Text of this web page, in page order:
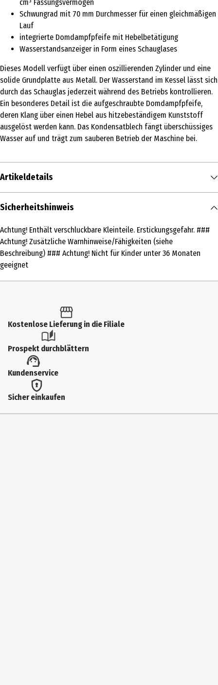
cm³ Fassungsvermögen
Schwungrad mit 70 mm Durchmesser für einen gleichmäßigen
Lauf
integrierte Domdampfpfeife mit Hebelbetätigung
Wasserstandsanzeiger in Form eines Schauglases
Dieses Modell verfügt über einen oszillierenden Zylinder und eine
solide Grundplatte aus Metall. Der Wasserstand im Kessel lässt sich
durch das Schauglas jederzeit während des Betriebs kontrollieren.
Ein besonderes Detail ist die aufgeschraubte Domdampfpfeife,
deren Klang über einen Hebel aus hitzebeständigem Kunststoff
ausgelöst werden kann. Das Kondensatblech fängt überschüssiges
Wasser auf und trägt zum sauberen Betrieb der Maschine bei.
Artikeldetails
Inhalt
Produkttyp
Grundgeräte
Altersempfehlung ab
Materialdetails
Metall (Hauptsächlich)
Zielgruppe
Erwachsene|Jugendliche
Hersteller
Wilhelm Schröder GmbH&Co.KG
Sicherheitshinweis
Achtung! Enthält verschluckbare Kleinteile. Erstickungsgefahr. ###
Achtung! Zusätzliche Warnhinweise/Fähigkeiten (siehe
Beschreibung) ### Achtung! Nicht für Kinder unter 36 Monaten
geeignet
Kostenlose Lieferung in die Filiale
Prospekt durchblättern
Kundenservice
Sicher einkaufen